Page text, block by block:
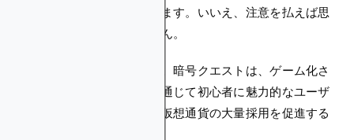
ェーンをナビゲートしています。いいえ、注意を払えば思
ったほど複雑ではありません。
それに取り掛かりましょう。暗号クエストは、ゲーム化さ
れた機能や教育クエストを通じて初心者に魅力的なユーザ
ー体験を提供することで、仮想通貨の大量採用を促進する